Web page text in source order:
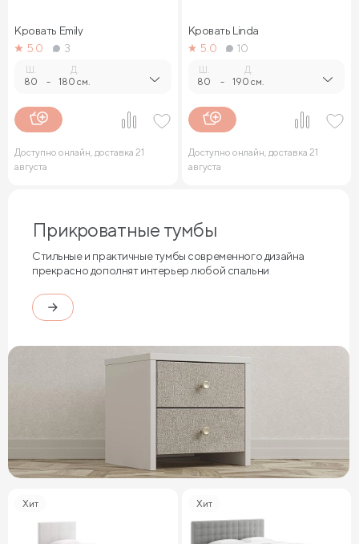
Кровать Emily
5.0
3
80 -
Д.
180 см.
Доступно онлайн, доставка 21
августа
Кровать Linda
5.0
10
80 -
Д.
190 см.
Доступно онлайн, доставка 21
августа
Прикроватные тумбы
Стильные и практичные тумбы современного дизайна
прекрасно дополнят интерьер любой спальни
Хит Хит